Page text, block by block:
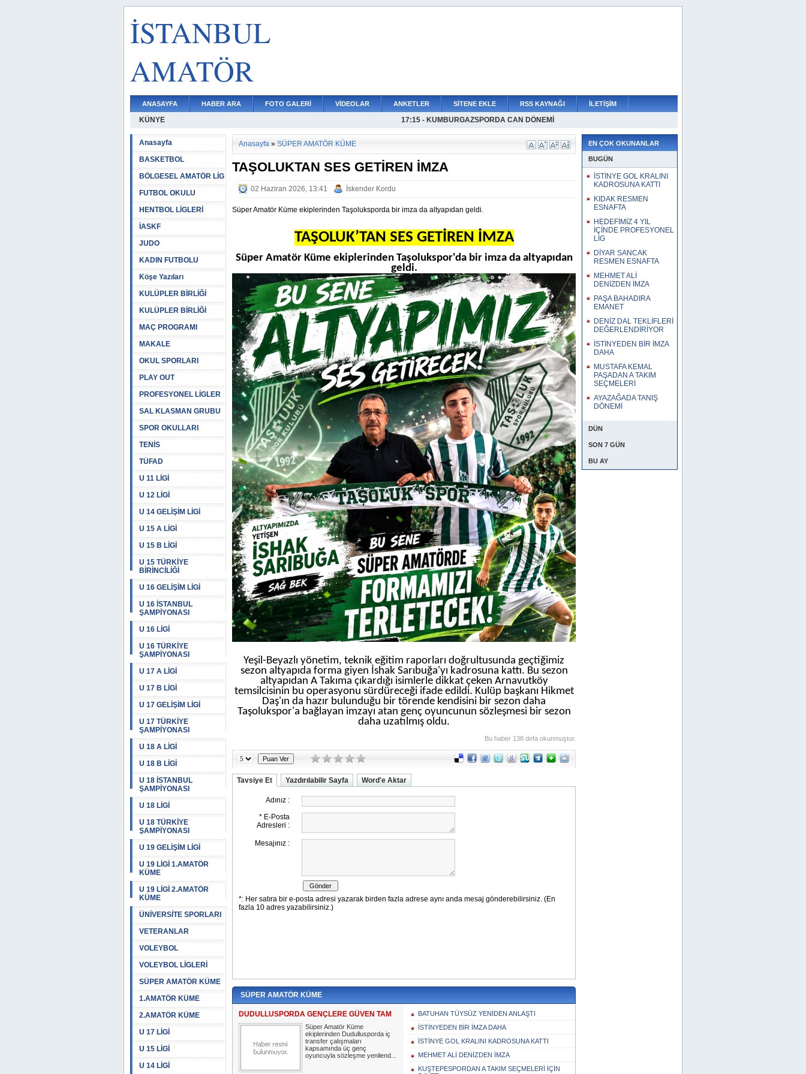
İSTANBUL
AMATÖR
ANASAYFA HABER ARA FOTO GALERİ VİDEOLAR ANKETLER SİTENE EKLE RSS KAYNAĞI İLETİŞİM
KÜNYE
17:21 - KÜÇÜKÇEKMECE İMZAYA DOYMUYOR
17:15 - KUMBURGAZSPORDA CAN DÖNEMİ
17:06 - DUDULLUSPORDA GENÇLERE GÜVEN TAM
16:54 - AYAZAĞADA TANIŞ DÖNEMİ
16:42 - MUSTAFA YİĞİT YILMAZSOY RESMEN ÇANTADA
16:36 - ARDA ÖZBENLE BİR SEZON DAHA
16:30 - KÜÇÜKÇEKMECESPORDAN ORTA SAHAYA TAKVİYE
16:22 - BATUHAN TÜYSÜZ YENİDEN ANLAŞTI
16:09 - DENİZ DAL TEKLİFLERİ DEĞERLENDİRİYOR
16:03 - İSTİNYEDEN BİR İMZA DAHA
15:56 - ATMACA RESMEN GÜMÜŞSUYUNDA
Anasayfa
BASKETBOL
BÖLGESEL AMATÖR LİG
FUTBOL OKULU
HENTBOL LİGLERİ
İASKF
JUDO
KADIN FUTBOLU
Köşe Yazıları
KULÜPLER BİRLİĞİ
KULÜPLER BİRLİĞİ
MAÇ PROGRAMI
MAKALE
OKUL SPORLARI
PLAY OUT
PROFESYONEL LİGLER
SAL KLASMAN GRUBU
SPOR OKULLARI
TENİS
TÜFAD
U 11 LİGİ
U 12 LİGİ
U 14 GELİŞİM LİGİ
U 15 A LİGİ
U 15 B LİGİ
U 15 TÜRKİYE
BİRİNCİLİĞİ
U 16 GELİŞİM LİGİ
U 16 İSTANBUL
ŞAMPİYONASI
U 16 LİGİ
U 16 TÜRKİYE
ŞAMPİYONASI
U 17 A LİGİ
U 17 B LİGİ
U 17 GELİŞİM LİGİ
U 17 TÜRKİYE
ŞAMPİYONASI
U 18 A LİGİ
U 18 B LİGİ
U 18 İSTANBUL
ŞAMPİYONASI
U 18 LİGİ
U 18 TÜRKİYE
ŞAMPİYONASI
U 19 GELİŞİM LİGİ
U 19 LİGİ 1.AMATÖR
KÜME
U 19 LİGİ 2.AMATÖR
KÜME
ÜNİVERSİTE SPORLARI
VETERANLAR
VOLEYBOL
VOLEYBOL LİGLERİ
SÜPER AMATÖR KÜME
1.AMATÖR KÜME
2.AMATÖR KÜME
U 17 LİGİ
U 15 LİGİ
U 14 LİGİ
Anasayfa » SÜPER AMATÖR KÜME
TAŞOLUKTAN SES GETİREN İMZA
02 Haziran 2026, 13:41 İskender Kordu
Süper Amatör Küme ekiplerinden Taşoluksporda bir imza da altyapıdan geldi.
TAŞOLUK’TAN SES GETİREN İMZA
Süper Amatör Küme ekiplerinden Taşolukspor'da bir imza da altyapıdan
geldi.
Yeşil-Beyazlı yönetim, teknik eğitim raporları doğrultusunda geçtiğimiz
sezon altyapıda forma giyen İshak Sarıbuğa'yı kadrosuna kattı. Bu sezon
altyapıdan A Takıma çıkardığı isimlerle dikkat çeken Arnavutköy
temsilcisinin bu operasyonu sürdüreceği ifade edildi. Kulüp başkanı Hikmet
Daş'ın da hazır bulunduğu bir törende kendisini bir sezon daha
Taşolukspor'a bağlayan imzayı atan genç oyuncunun sözleşmesi bir sezon
daha uzatılmış oldu.
Bu haber 138 defa okunmuştur.
Tavsiye Et Yazdırılabilir Sayfa Word'e Aktar
SÜPER AMATÖR KÜME
DUDULLUSPORDA GENÇLERE GÜVEN TAM
Süper Amatör Küme
ekiplerinden Dudullusporda iç
transfer çalışmaları
kapsamında üç genç
oyuncuyla sözleşme yenilend...
BATUHAN TÜYSÜZ YENİDEN ANLAŞTI
İSTİNYEDEN BİR İMZA DAHA
İSTİNYE GOL KRALINI KADROSUNA KATTI
MEHMET ALİ DENİZDEN İMZA
KUŞTEPESPORDAN A TAKIM SEÇMELERİ İÇİN
EN ÇOK OKUNANLAR
BUGÜN
İSTİNYE GOL KRALINI
KADROSUNA KATTI
KIDAK RESMEN
ESNAFTA
HEDEFİMİZ 4 YIL
İÇİNDE PROFESYONEL
LİG
DİYAR SANCAK
RESMEN ESNAFTA
MEHMET ALİ
DENİZDEN İMZA
PAŞA BAHADIRA
EMANET
DENİZ DAL TEKLİFLERİ
DEĞERLENDİRİYOR
İSTİNYEDEN BİR İMZA
DAHA
MUSTAFA KEMAL
PAŞADAN A TAKIM
SEÇMELERİ
AYAZAĞADA TANIŞ
DÖNEMİ
DÜN
SON 7 GÜN
BU AY